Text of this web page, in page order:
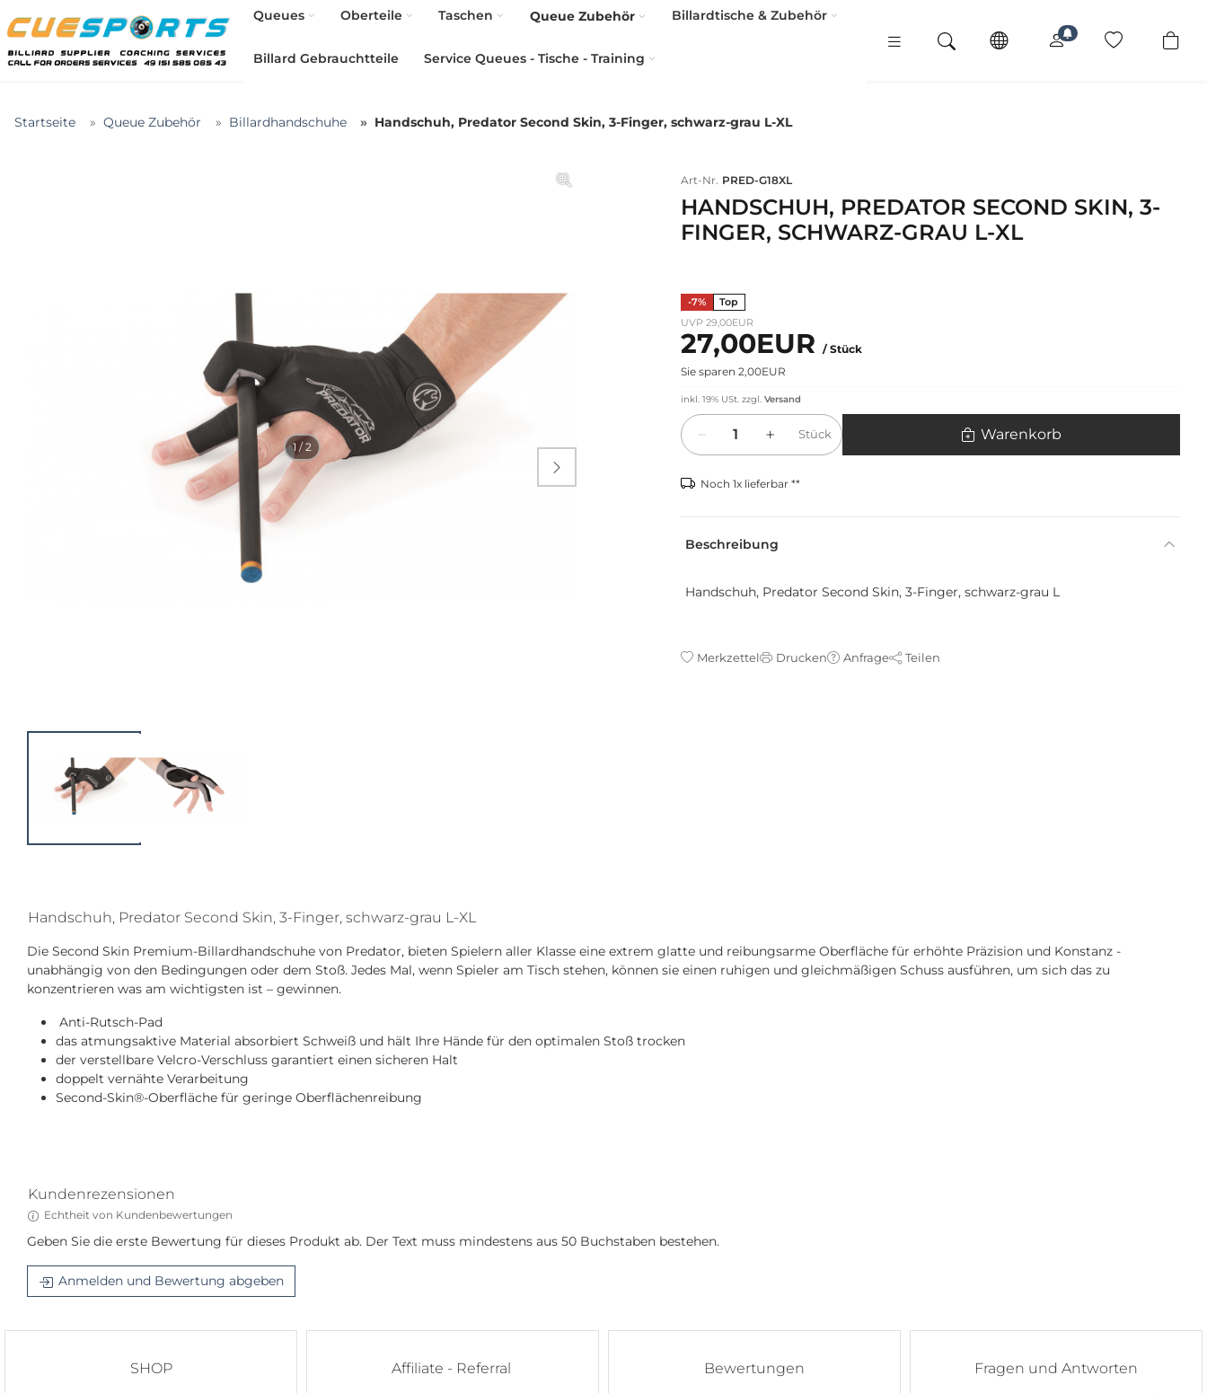
Queues Oberteile Taschen Queue Zubehör Billardtische & Zubehör
Billard Gebrauchtteile Service Queues - Tische - Training
Startseite Queue Zubehör Billardhandschuhe Handschuh, Predator Second Skin, 3-Finger, schwarz-grau L-XL

Art-Nr. PRED-G18XL
HANDSCHUH, PREDATOR SECOND SKIN, 3-
FINGER, SCHWARZ-GRAU L-XL
-7% Top
UVP 29,00EUR
27,00EUR / Stück
Sie sparen 2,00EUR
inkl. 19% USt. zzgl. Versand
Menge
Stück Warenkorb
Noch 1x lieferbar **
Beschreibung
Handschuh, Predator Second Skin, 3-Finger, schwarz-grau L
Merkzettel Drucken Anfrage Teilen
Handschuh, Predator Second Skin, 3-Finger, schwarz-grau L-XL
Die Second Skin Premium-Billardhandschuhe von Predator, bieten Spielern aller Klasse eine extrem glatte und reibungsarme Oberfläche für erhöhte Präzision und Konstanz -
unabhängig von den Bedingungen oder dem Stoß. Jedes Mal, wenn Spieler am Tisch stehen, können sie einen ruhigen und gleichmäßigen Schuss ausführen, um sich das zu
konzentrieren was am wichtigsten ist – gewinnen.
Anti-Rutsch-Pad
das atmungsaktive Material absorbiert Schweiß und hält Ihre Hände für den optimalen Stoß trocken
der verstellbare Velcro-Verschluss garantiert einen sicheren Halt
doppelt vernähte Verarbeitung
Second-Skin®-Oberfläche für geringe Oberflächenreibung
Kundenrezensionen
Echtheit von Kundenbewertungen
Geben Sie die erste Bewertung für dieses Produkt ab. Der Text muss mindestens aus 50 Buchstaben bestehen.
Anmelden und Bewertung abgeben
SHOP Affiliate - Referral Bewertungen Fragen und Antworten